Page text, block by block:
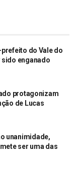
prefeito do Vale do
sido enganado
protagonizam
de Lucas
unanimidade,
ser uma das